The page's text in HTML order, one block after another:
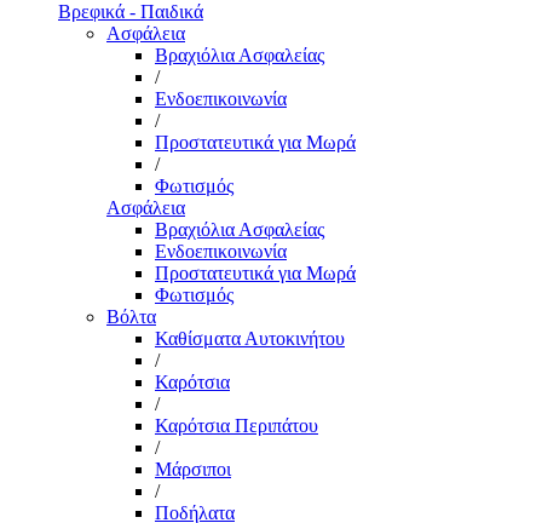
Βρεφικά - Παιδικά
Ασφάλεια
Βραχιόλια Ασφαλείας
/
Ενδοεπικοινωνία
/
Προστατευτικά για Μωρά
/
Φωτισμός
Ασφάλεια
Βραχιόλια Ασφαλείας
Ενδοεπικοινωνία
Προστατευτικά για Μωρά
Φωτισμός
Βόλτα
Καθίσματα Αυτοκινήτου
/
Καρότσια
/
Καρότσια Περιπάτου
/
Μάρσιποι
/
Ποδήλατα